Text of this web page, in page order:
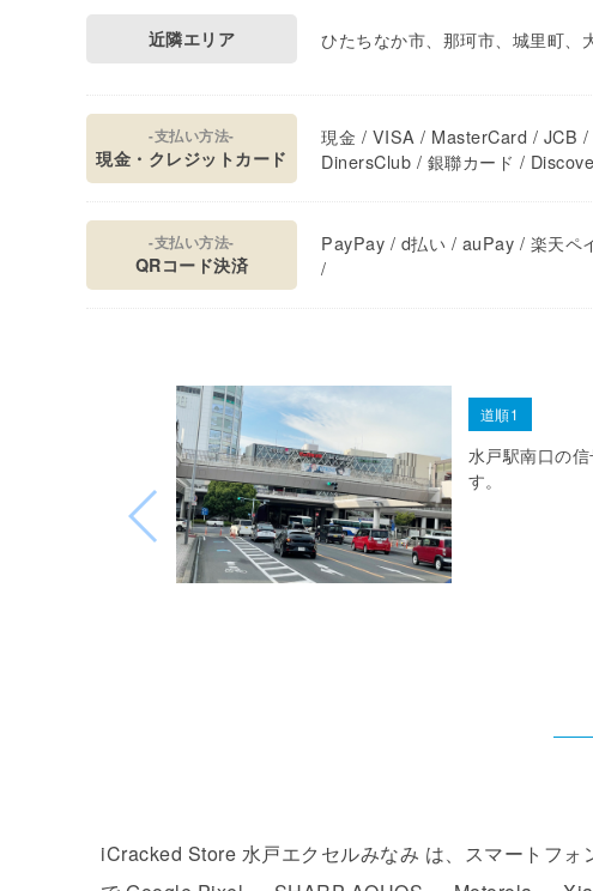
近隣エリア ひたちなか市、那珂市、城里町、
-支払い方法-
現金・クレジットカード
現金 / VISA / MasterCard / JCB
DinersClub / 銀聯カード /
-支払い方法-
QRコード決済
PayPay / d払い / auPay / 楽天ペ
/
道順1
水戸駅南口の
す。
iCracked Store 水戸エクセルみなみ は、スマートフ